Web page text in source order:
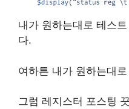
내가 원하는대로 테스
다.
여하튼 내가 원하는대
그럼 레지스터 포스팅